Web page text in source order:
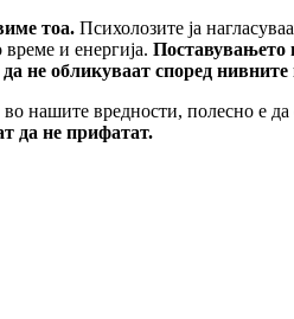
тоа. Психолозите ја
и енергија. Поставувањето
не обликуваат според нивните
нашите вредности, полесно е
да не прифатат.